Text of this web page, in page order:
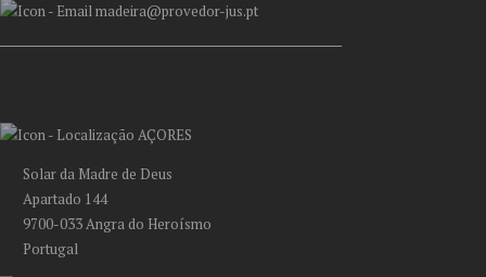
madeira@provedor-jus.pt
AÇORES
Solar da Madre de Deus
Apartado 144
9700-033 Angra do Heroísmo
Portugal